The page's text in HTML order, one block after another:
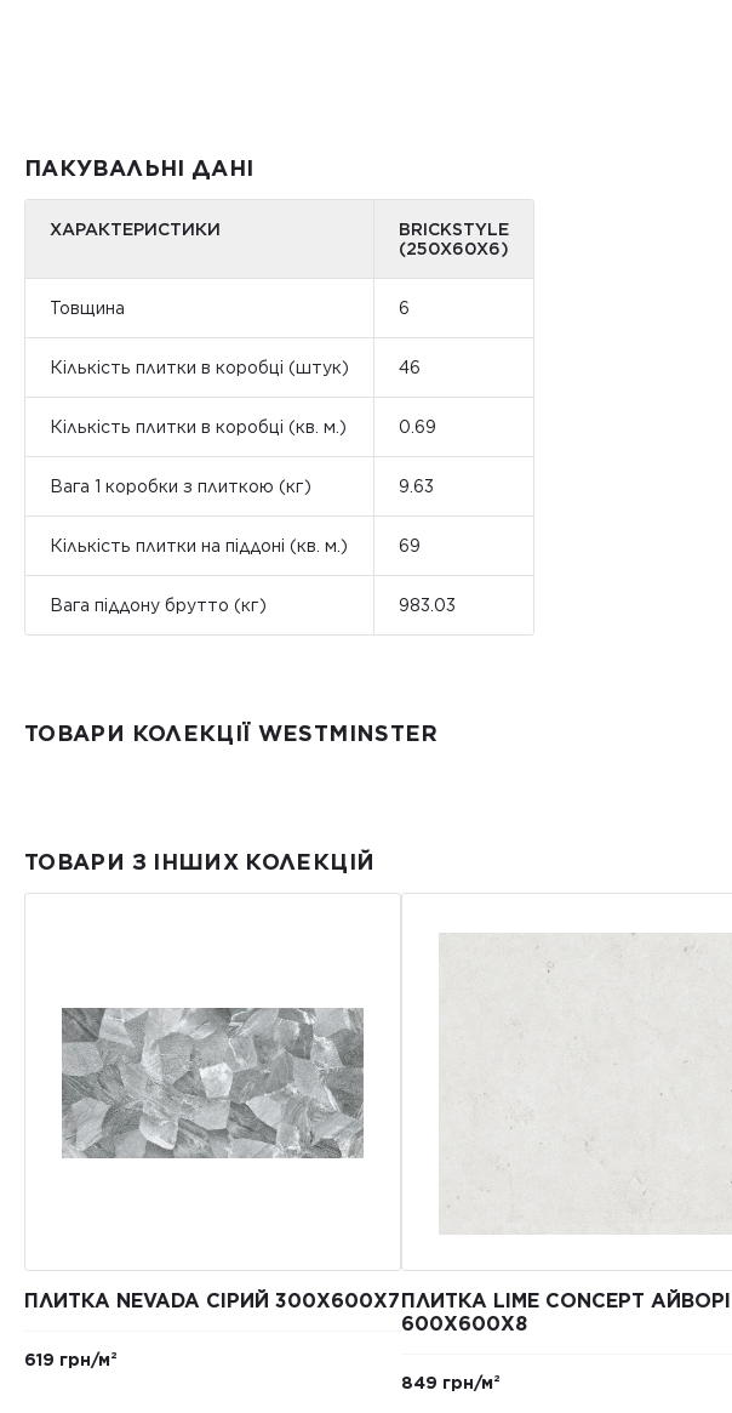
ПАКУВАЛЬНІ ДАНІ
ХАРАКТЕРИСТИКИ
BRICKSTYLE
(250Х60Х6)
Товщина 6
Кількість плитки в коробці (штук) 46
Кількість плитки в коробці (кв. м.) 0.69
Вага 1 коробки з плиткою (кг) 9.63
Кількість плитки на піддоні (кв. м.) 69
Вага піддону брутто (кг) 983.03
ТОВАРИ КОЛЕКЦІЇ WESTMINSTER
ТОВАРИ З ІНШИХ КОЛЕКЦІЙ
ПЛИТКА NEVADA СІРИЙ 300Х600Х7
619 грн/м²
ПЛИТКА LIME CONCEPT АЙВОРІ
600Х600Х8
849 грн/м²